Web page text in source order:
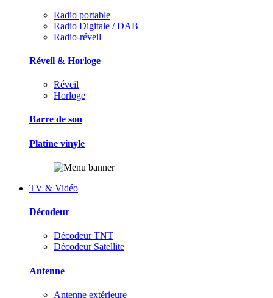
Radio portable
Radio Digitale / DAB+
Radio-réveil
Réveil & Horloge
Réveil
Horloge
Barre de son
Platine vinyle
TV & Vidéo
Décodeur
Décodeur TNT
Décodeur Satellite
Antenne
Antenne extérieure